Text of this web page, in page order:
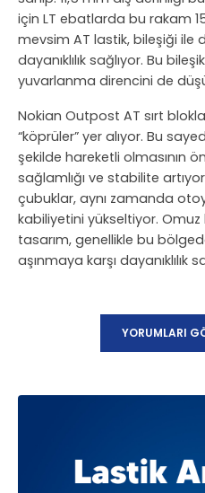
için LT ebatlarda bu rakam
mevsim AT lastik, bileşiği ile
dayanıklılık sağlıyor. Bu
yuvarlanma direncini de
Nokian Outpost AT sırt
“köprüler” yer alıyor. Bu
şekilde hareketli olmasının
sağlamlığı ve stabilite
çubuklar, aynı zamanda
kabiliyetini yükseltiyor.
tasarım, genellikle bu
aşınmaya karşı dayanıklılık
YORUMLARI